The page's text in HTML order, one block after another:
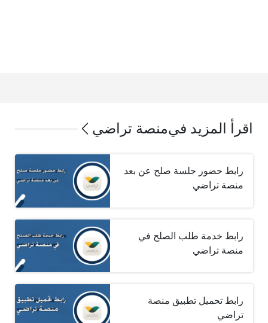
اقرأ المزيد فيمنصة تراضي
رابط حضور جلسة صلح عن بعد
منصة تراضي
رابط خدمة طلب الصلح في
منصة تراضي
رابط تحميل تطبيق منصة
تراضي